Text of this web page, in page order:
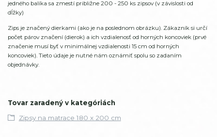
jedného balíka sa zmestí približne 200 - 250 ks zipsov (v závislosti od
dĺžky)
Zips je značený dierkami (ako je na poslednom obrázku). Zákazník si určí
počet párov značení (dierok) a ich vzdialenosť od horných koncoviek (prvé
značenie musí byť v minimálnej vzdialenosti 15 cm od horných
koncoviek). Tieto údaje je nutné nám oznámiť spolu so zadaním
objednávky.
Tovar zaradený v kategóriách
Zipsy na matrace 180 x 200 cm